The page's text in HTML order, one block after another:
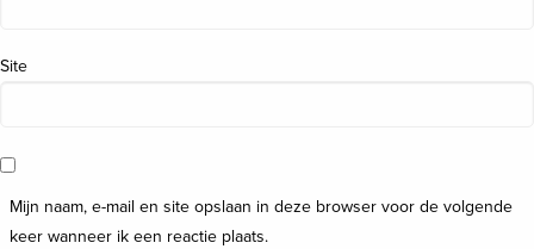
Site
Mijn naam, e-mail en site opslaan in deze browser voor de volgende
keer wanneer ik een reactie plaats.